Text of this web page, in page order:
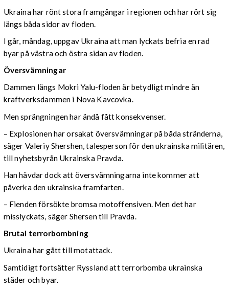
Ukraina har rönt stora framgångar i regionen och har rört sig
längs båda sidor av floden.
I går, måndag, uppgav Ukraina att man lyckats befria en rad
byar på västra och östra sidan av floden.
Översvämningar
Dammen längs Mokri Yalu-floden är betydligt mindre än
kraftverksdammen i Nova Kavcovka.
Men sprängningen har ändå fått konsekvenser.
– Explosionen har orsakat översvämningar på båda stränderna,
säger Valeriy Shershen, talesperson för den ukrainska militären,
till nyhetsbyrån Ukrainska Pravda.
Han hävdar dock att översvämningarna inte kommer att
påverka den ukrainska framfarten.
– Fienden försökte bromsa motoffensiven. Men det har
misslyckats, säger Shersen till Pravda.
Brutal terrorbombning
Ukraina har gått till motattack.
Samtidigt fortsätter Ryssland att terrorbomba ukrainska
städer och byar.